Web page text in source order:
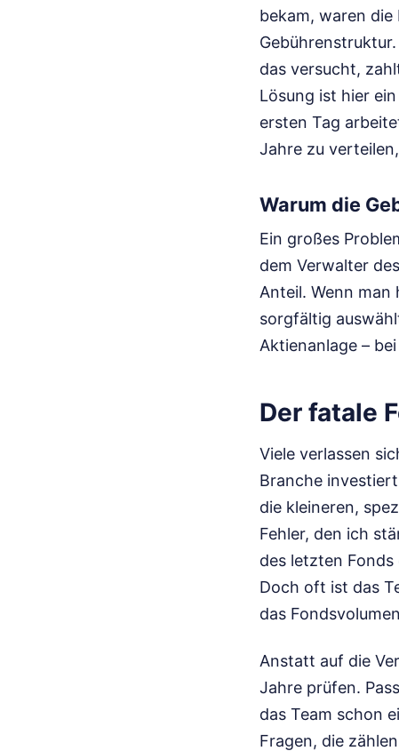
bekam, waren
das versucht,
Lösung ist hier
ersten Tag
Jahre zu
Warum die
Ein großes
dem Verwalter
Anteil. Wenn
sorgfältig
Aktienanlage –
Der fatale
Viele verlassen
Branche
die kleineren,
Fehler, den ich
des letzten
Doch oft ist das
das
Anstatt auf die
Jahre prüfen.
das Team schon
Fragen, die